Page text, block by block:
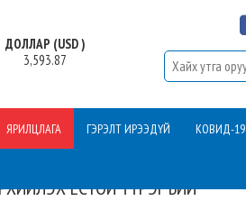
ДОЛЛАР (USD )
3,593.87
ЯРИЛЦЛАГА ГЭРЭЛТ ИРЭЭДҮЙ КОВИД-19
ЁСТОЙ ҮҮРЭГ БИЙ